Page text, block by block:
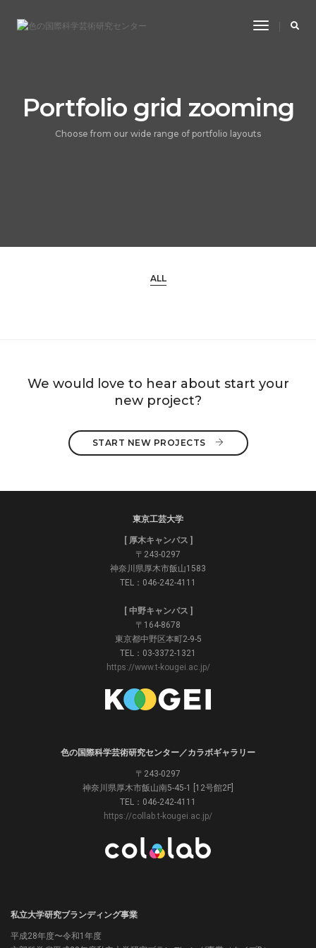
Toggle
Portfolio grid zooming
Choose from our wide range of portfolio layouts
ALL
We would love to hear about start your
new project?
START NEW PROJECTS
東京工芸大学
[ 厚木キャンパス ]
〒243-0297
神奈川県厚木市飯山1583
TEL：046-242-4111
[ 中野キャンパス ]
〒164-8678
東京都中野区本町2-9-5
TEL：03-3372-1321
https://www.t-kougei.ac.jp/
色の国際科学芸術研究センター／カラボギャラリー
〒243-0297
神奈川県厚木市飯山南5-45-1 [12号館2F]
TEL：046-242-4111
https://collab.t-kougei.ac.jp/
私立大学研究ブランディング事業
平成28年度〜令和1年度